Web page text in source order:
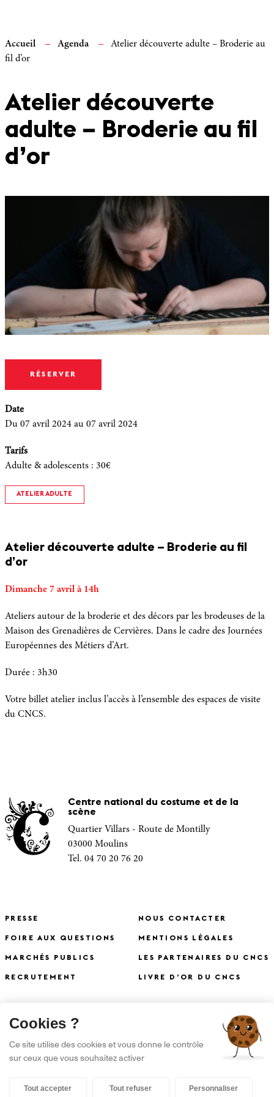
Accueil Agenda
Atelier découverte adulte – Broderie au
fil d’or
Atelier découverte
adulte – Broderie au fil
d’or
RÉSERVER
Date
Du 07 avril 2024 au 07 avril 2024
Tarifs
Adulte & adolescents : 30€
ATELIER ADULTE
Atelier découverte adulte – Broderie au fil
d’or
Dimanche 7 avril à 14h
Ateliers autour de la broderie et des décors par les brodeuses de la
Maison des Grenadières de Cervières. Dans le cadre des Journées
Européennes des Métiers d’Art.
Durée : 3h30
Votre billet atelier inclus l’accès à l’ensemble des espaces de visite
du CNCS.
Centre national du costume et de la
scène
Quartier Villars - Route de Montilly
03000 Moulins
Tel. 04 70 20 76 20
PRESSE
FOIRE AUX QUESTIONS
MARCHÉS PUBLICS
RECRUTEMENT
NOUS CONTACTER
MENTIONS LÉGALES
LES PARTENAIRES DU CNCS
LIVRE D’OR DU CNCS
S'INSCRIRE À LA NEWSLETTER X
Cookies ?
Ce site utilise des cookies et vous donne le contrôle
sur ceux que vous souhaitez activer
Tout accepter Tout refuser Personnaliser